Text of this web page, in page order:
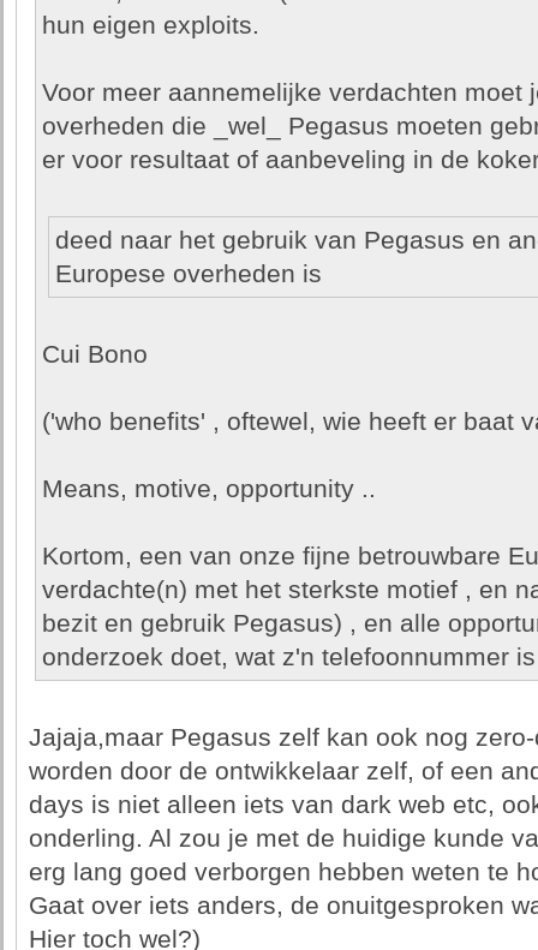
hun eigen exploits.
Voor meer aannemelijke verdachten moet
overheden die _wel_ Pegasus moeten
er voor resultaat of aanbeveling in de
deed naar het gebruik van Pegasus en
Europese overheden is
Cui Bono
('who benefits' , oftewel, wie heeft er baat
Means, motive, opportunity ..
Kortom, een van onze fijne betrouwbare
verdachte(n) met het sterkste motief , en
bezit en gebruik Pegasus) , en alle
onderzoek doet, wat z'n telefoonnummer
Jajaja,maar Pegasus zelf kan ook nog
worden door de ontwikkelaar zelf, of een
days is niet alleen iets van dark web etc,
onderling. Al zou je met de huidige kunde
erg lang goed verborgen hebben weten te
Gaat over iets anders, de onuitgesproken
Hier toch wel?)